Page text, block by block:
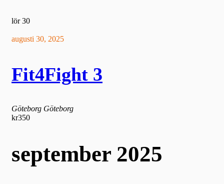
lör30
augusti 30, 2025
Fit4Fight 3
Göteborg Göteborg
kr350
september 2025